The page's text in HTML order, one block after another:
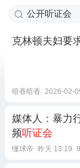
克林顿夫妇要
暗香暗香 2026-02-
媒体人：暴力
频听证会
懂球帝 昨天 13:19